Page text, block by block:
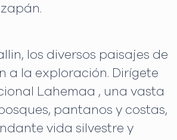
los diversos paisajes de
a la exploración. Dirígete
Lahemaa , una vasta
pantanos y costas,
vida silvestre y